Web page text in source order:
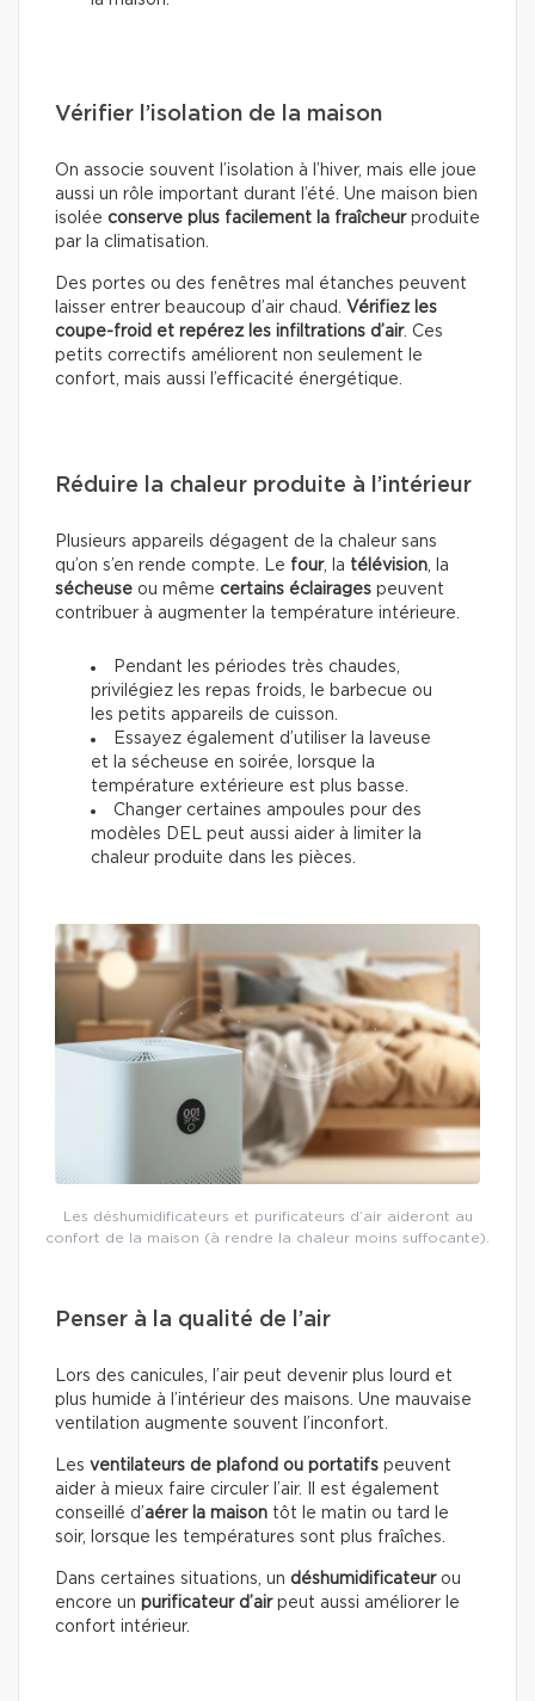
Vérifier l’isolation de la maison
On associe souvent l’isolation à l’hiver, mais elle joue
aussi un rôle important durant l’été. Une maison bien
isolée conserve plus facilement la fraîcheurproduite
par la climatisation.
Des portes ou des fenêtres mal étanches peuvent
laisser entrer beaucoup d’air chaud. Vérifiez les
coupe-froid et repérez les infiltrations d’air. Ces
petits correctifs améliorent non seulement le
confort, mais aussi l’efficacité énergétique.
Réduire la chaleur produite à l’intérieur
Plusieurs appareils dégagent de la chaleur sans
qu’on s’en rende compte. Le four, la télévision, la
sécheuse ou même certains éclairages peuvent
contribuer à augmenter la température intérieure.
Pendant les périodes très chaudes,
privilégiez les repas froids, le barbecue ou
les petits appareils de cuisson.
Essayez également d’utiliser la laveuse
et la sécheuse en soirée, lorsque la
température extérieure est plus basse.
Changer certaines ampoules pour des
modèles DEL peut aussi aider à limiter la
chaleur produite dans les pièces.
Les déshumidificateurs et purificateurs d’air aideront au
confort de la maison (à rendre la chaleur moins suffocante).
Penser à la qualité de l’air
Lors des canicules, l’air peut devenir plus lourd et
plus humide à l’intérieur des maisons. Une mauvaise
ventilation augmente souvent l’inconfort.
Les ventilateurs de plafond ou portatifs peuvent
aider à mieux faire circuler l’air. Il est également
conseillé d’aérer la maison tôt le matin ou tard le
soir, lorsque les températures sont plus fraîches.
Dans certaines situations, un déshumidificateurou
encore un purificateur d’airpeut aussi améliorer le
confort intérieur.